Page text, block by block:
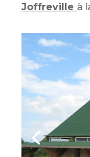
Joffreville à